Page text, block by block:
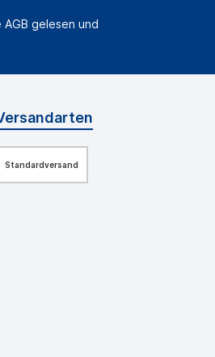
AGB gelesen und
Standardversand